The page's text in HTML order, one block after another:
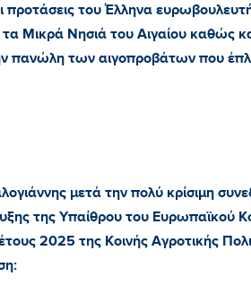
προτάσεις του Έλληνα
Μικρά Νησιά του Αιγαίου καθώς
πανώλη των αιγοπροβάτων που
μετά την πολύ κρίσιμη
της Υπαίθρου του Ευρωπαϊκού
2025 της Κοινής Αγροτικής